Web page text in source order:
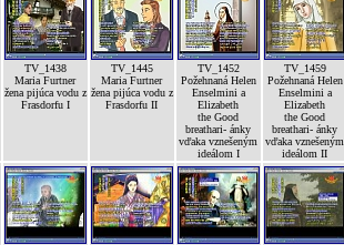
TV_1438
Maria Furtner
žena pijúca vodu z
Frasdorfu I
TV_1445
Maria Furtner
žena pijúca vodu z
Frasdorfu II
TV_1452
Požehnaná Helen
Enselmini a
Elizabeth
the Good
breathari- ánky
vďaka vznešeným
ideálom I
TV_1459
Požehnaná Helen
Enselmini a
Elizabeth
the Good
breathari- ánky
vďaka vznešeným
ideálom II